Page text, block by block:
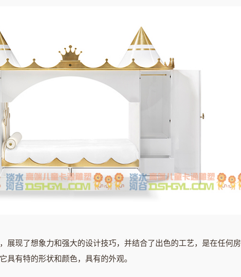
，展现了想象力和强大的设计技巧，并结合了出色的工艺，是在任何房
具有特的形状和颜色，具有的外观。